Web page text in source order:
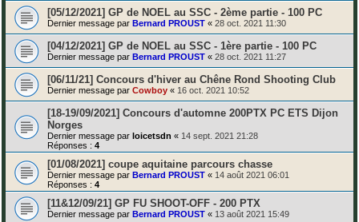
[05/12/2021] GP de NOEL au SSC - 2ème partie - 100 PC
Dernier message par Bernard PROUST « 28 oct. 2021 11:30
[04/12/2021] GP de NOEL au SSC - 1ère partie - 100 PC
Dernier message par Bernard PROUST « 28 oct. 2021 11:27
[06/11/21] Concours d'hiver au Chêne Rond Shooting Club
Dernier message par Cowboy « 16 oct. 2021 10:52
[18-19/09/2021] Concours d'automne 200PTX PC ETS Dijon
Norges
Dernier message par loicetsdn « 14 sept. 2021 21:28
Réponses : 4
[01/08/2021] coupe aquitaine parcours chasse
Dernier message par Bernard PROUST « 14 août 2021 06:01
Réponses : 4
[11&12/09/21] GP FU SHOOT-OFF - 200 PTX
Dernier message par Bernard PROUST « 13 août 2021 15:49